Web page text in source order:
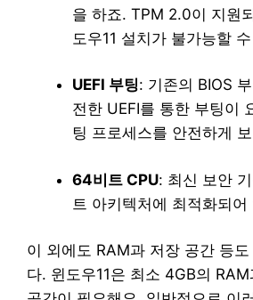
을 하죠. TPM 2.0이 지원
도우11 설치가 불가능할
UEFI 부팅: 기존의 BIOS
전한 UEFI를 통한 부팅이
팅 프로세스를 안전하게
64비트 CPU: 최신 보안
트 아키텍처에 최적화되어
이 외에도 RAM과 저장 공간 등
다. 윈도우11은 최소 4GB의